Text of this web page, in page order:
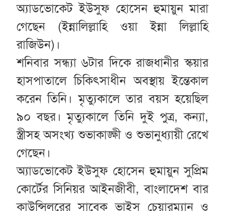
অ্যাডভোকেট ইউসুফ হোসেন হুমায়ুন মারা
গেছেন (ইন্নালিল্লাহি ওয়া ইন্না লিল্লাহি
রাজিউন)।
শনিবার সন্ধ্যা ৬টার দিকে রাজধানীর স্কয়ার
হাসপাতালে চিকিৎসাধীন অবস্থায় ইন্তেকাল
করেন তিনি। মৃত্যুকালে তার বয়স হয়েছিল
৯০ বছর। মৃত্যুকালে তিনি দুই পুত্র, কন্যা,
স্ত্রীসহ অসংখ্য শুভাকাঙ্ক্ষী ও শুভানুধ্যায়ী রেখে
গেছেন।
অ্যাডভোকেট ইউসুফ হোসেন হুমায়ুন সুপ্রিম
কোর্টের সিনিয়র আইনজীবী, বাংলাদেশ বার
কাউন্সিলরের সাবেক ভাইস চেয়ারম্যান ও